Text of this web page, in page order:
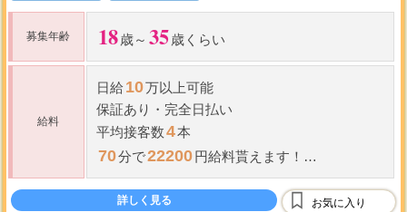
募集年齢 18歳～ 35歳くらい
給料
日給10万以上可能
保証あり ・ 完全日払い
平均接客数4本
70分で22200円給料貰えます！
分コース⇒最低 円以上～
詳しく見る お気に入り